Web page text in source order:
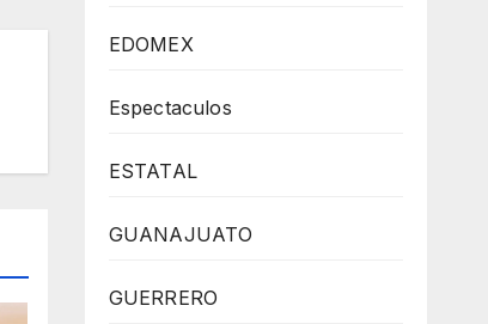
EDOMEX
Espectaculos
ESTATAL
GUANAJUATO
GUERRERO